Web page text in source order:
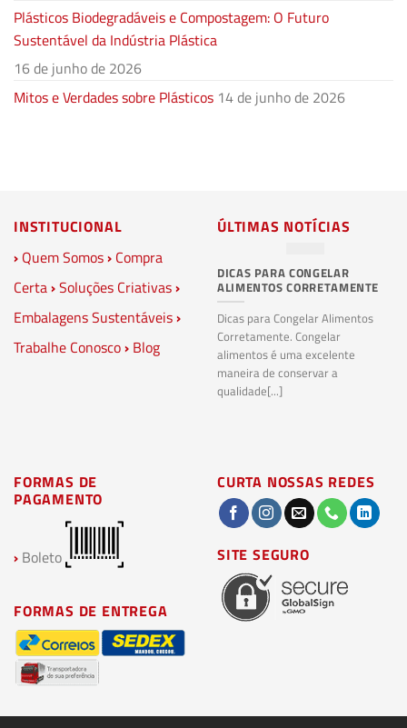
Plásticos Biodegradáveis e Compostagem: O Futuro
Sustentável da Indústria Plástica
16 de junho de 2026
Mitos e Verdades sobre Plásticos 14 de junho de 2026
INSTITUCIONAL
› Quem Somos› Compra
Certa›Soluções Criativas›
Embalagens Sustentáveis›
Trabalhe Conosco› Blog
ÚLTIMAS NOTÍCIAS
DICAS PARA CONGELAR
ALIMENTOS CORRETAMENTE
Dicas para Congelar Alimentos
Corretamente. Congelar
alimentos é uma excelente
maneira de conservar a
qualidade[...]
FORMAS DE
PAGAMENTO
› Boleto
FORMAS DE ENTREGA
CURTA NOSSAS REDES
SITE SEGURO